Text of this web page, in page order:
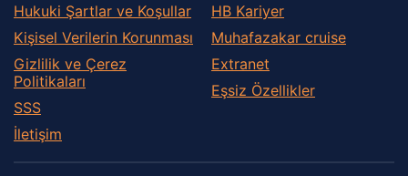
Hukuki Şartlar ve Koşullar
Kişisel Verilerin Korunması
Gizlilik ve Çerez
Politikaları
SSS
İletişim
HB Kariyer
Muhafazakar сruise
Extranet
Eşsiz Özellikler